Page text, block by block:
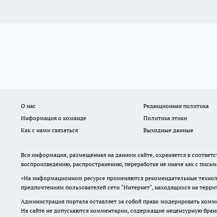
О нас Редакционная политика
Информация о команде
Политика этики
Как с нами связаться
Выходные данные
Вся информация, размещенная на данном сайте, охраняется в
воспроизведению, распространению, переработке не иначе как с
«На информационном ресурсе применяются рекомендательные
предпочтениям пользователей сети "Интернет", находящихся на
Администрация портала оставляет за собой право модерировать
На сайте не допускаются комментарии, содержащие нецензурную